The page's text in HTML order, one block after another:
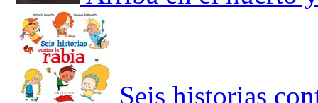
Seis historias